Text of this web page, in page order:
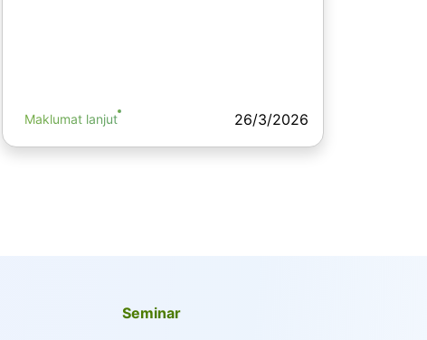
Maklumat lanjut 26/3/2026
Seminar